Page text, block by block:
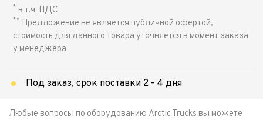
* в т.ч. НДС
** Предложение не является публичной офертой,
стоимость для данного товара уточняется в момент заказа
у менеджера
Под заказ, срок поставки 2 - 4 дня
Любые вопросы по оборудованию Arctic Trucks вы можете